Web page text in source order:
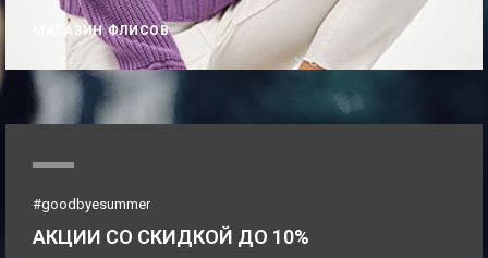
МАГАЗИН ФЛИСОВ
#goodbyesummer
АКЦИИ СО СКИДКОЙ ДО 10%